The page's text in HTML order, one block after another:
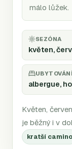
málo lůžek.
SEZÓNA
květen,
albergue,
Květen,
je běžný i v
kratší camino